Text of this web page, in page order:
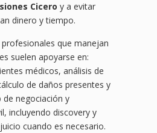
Cicero y a evitar
dinero y tiempo.
que manejan
suelen apoyarse en:
médicos, análisis de
de daños presentes y
negociación y
incluyendo discovery y
cuando es necesario.